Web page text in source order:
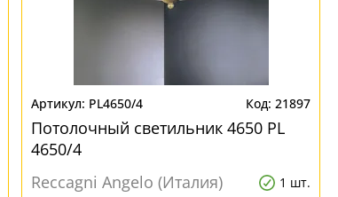
PL4650/4 21897
Потолочный светильник 4650 PL
4650/4
Reccagni Angelo (Италия)
1 шт.